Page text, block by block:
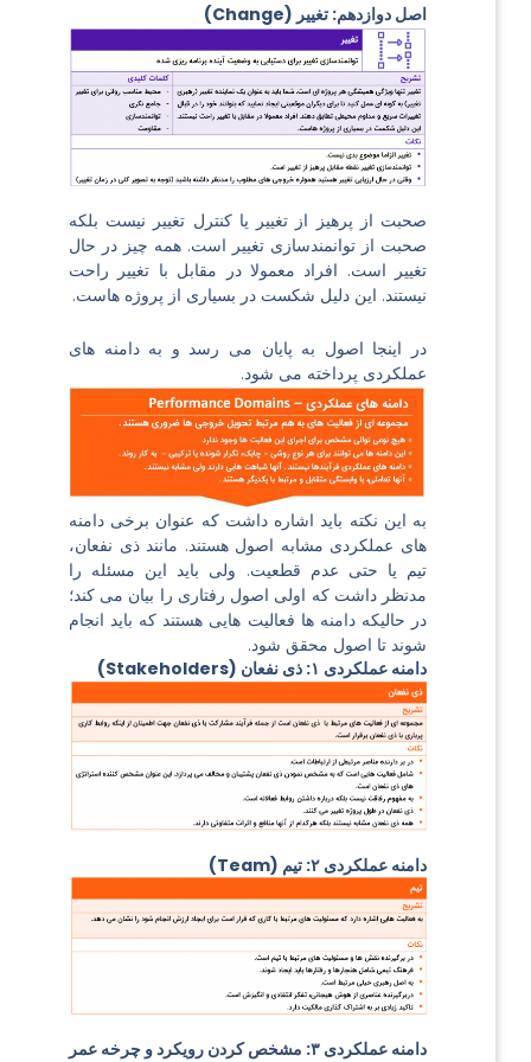
اصل دوازدهم: تغییر (Change)
صحبت از پرهیز از تغییر یا کنترل تغییر نیست بلکه
صحبت از توانمندسازی تغییر است. همه چیز در حال
تغییر است. افراد معمولا در مقابل با تغییر راحت
نیستند. این دلیل شکست در بسیاری از پروژه هاست.
در اینجا اصول به پایان می رسد و به دامنه های
عملکردی پرداخته می شود.
به این نکته باید اشاره داشت که عنوان برخی دامنه
های عملکردی مشابه اصول هستند. مانند ذی نفعان،
تیم یا حتی عدم قطعیت. ولی باید این مسئله را
مدنظر داشت که اولی اصول رفتاری را بیان می کند؛
در حالیکه دامنه ها فعالیت هایی هستند که باید انجام
شوند تا اصول محقق شود.
دامنه عملکردی ۱: ذی نفعان (Stakeholders)
دامنه عملکردی ۲: تیم (Team)
دامنه عملکردی ۳: مشخص کردن رویکرد و چرخه عمر